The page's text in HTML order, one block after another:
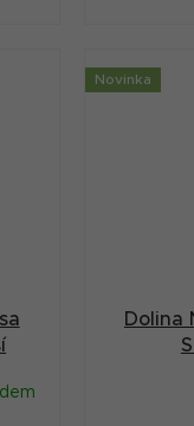
které
Novinka
Dolina